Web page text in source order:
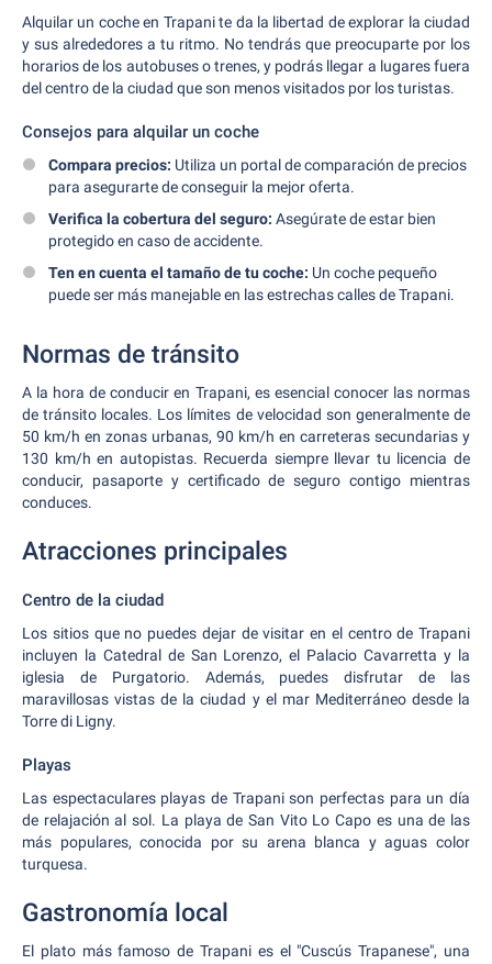
Alquilar un coche en Trapani te da la libertad de explorar la ciudad
y sus alrededores a tu ritmo. No tendrás que preocuparte por los
horarios de los autobuses o trenes, y podrás llegar a lugares fuera
del centro de la ciudad que son menos visitados por los turistas.
Consejos para alquilar un coche
Compara precios: Utiliza un portal de comparación de precios
para asegurarte de conseguir la mejor oferta.
Verifica la cobertura del seguro: Asegúrate de estar bien
protegido en caso de accidente.
Ten en cuenta el tamaño de tu coche: Un coche pequeño
puede ser más manejable en las estrechas calles de Trapani.
Normas de tránsito
A la hora de conducir en Trapani, es esencial conocer las normas
de tránsito locales. Los límites de velocidad son generalmente de
50 km/h en zonas urbanas, 90 km/h en carreteras secundarias y
130 km/h en autopistas. Recuerda siempre llevar tu licencia de
conducir, pasaporte y certificado de seguro contigo mientras
conduces.
Atracciones principales
Centro de la ciudad
Los sitios que no puedes dejar de visitar en el centro de Trapani
incluyen la Catedral de San Lorenzo, el Palacio Cavarretta y la
iglesia de Purgatorio. Además, puedes disfrutar de las
maravillosas vistas de la ciudad y el mar Mediterráneo desde la
Torre di Ligny.
Playas
Las espectaculares playas de Trapani son perfectas para un día
de relajación al sol. La playa de San Vito Lo Capo es una de las
más populares, conocida por su arena blanca y aguas color
turquesa.
Gastronomía local
El plato más famoso de Trapani es el "Cuscús Trapanese", una